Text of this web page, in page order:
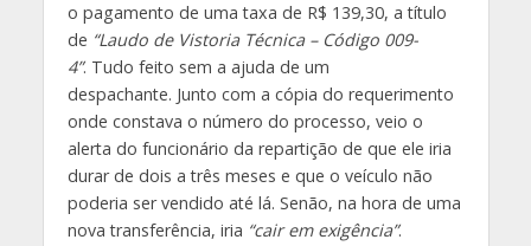
o pagamento de uma taxa de R$ 139,30, a título
de “Laudo de Vistoria Técnica – Código 009-
4”. Tudo feito sem a ajuda de um
despachante. Junto com a cópia do requerimento
onde constava o número do processo, veio o
alerta do funcionário da repartição de que ele iria
durar de dois a três meses e que o veículo não
poderia ser vendido até lá. Senão, na hora de uma
nova transferência, iria “cair em exigência”.